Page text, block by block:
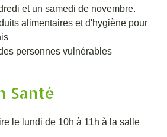
et un samedi de novembre.
alimentaires et d'hygiène pour
personnes vulnérables
Santé
le lundi de 10h à 11h à la salle